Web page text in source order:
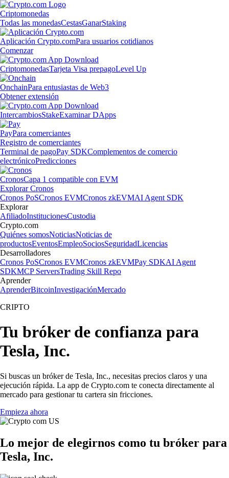
Criptomonedas
Todas las monedasCestasGanarStaking
Aplicación Crypto.comPara usuarios cotidianos
Comenzar
CriptomonedasTarjeta Visa prepagoLevel Up
OnchainPara entusiastas de Web3
Obtener extensión
IntercambiosStakeExaminar DApps
PayPara comerciantes
Registro de comerciantes
Terminal de pagoPay SDKComplementos de comercio
electrónicoPredicciones
CronosCapa 1 compatible con EVM
Explorar Cronos
Cronos PoSCronos EVMCronos zkEVMAI Agent SDK
Explorar
AfiliadoInstitucionesCustodia
Crypto.com
Quiénes somosNoticiasNoticias de
productosEventosEmpleoSociosSeguridadLicencias
Desarrolladores
Cronos PoSCronos EVMCronos zkEVMPay SDKAI Agent
SDKMCP ServersTrading Skill Repo
Aprender
AprenderBitcoinInvestigaciónMercado
CRIPTO
Tu bróker de confianza para
Tesla, Inc.
Si buscas un bróker de Tesla, Inc., necesitas precios claros y una
ejecución rápida. La app de Crypto.com te conecta directamente al
mercado para gestionar tu cartera sin fricciones.
Empieza ahora
Lo mejor de elegirnos como tu bróker para
Tesla, Inc.